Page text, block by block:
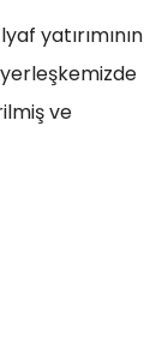
yatırımının
ve